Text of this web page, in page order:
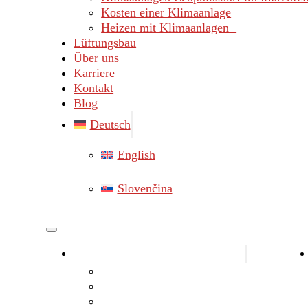
Kosten einer Klimaanlage
Heizen mit Klimaanlagen
Lüftungsbau
Über uns
Karriere
Kontakt
Blog
Deutsch
English
Slovenčina